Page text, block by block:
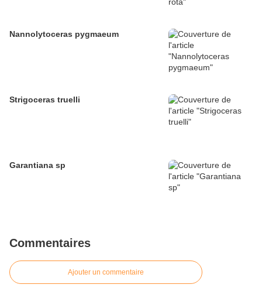
Nannolytoceras pygmaeum
Strigoceras truelli
Garantiana sp
Commentaires
Ajouter un commentaire